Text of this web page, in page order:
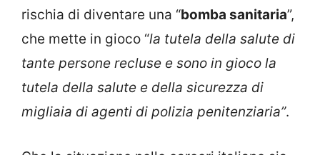
rischia di diventare una “bomba sanitaria”,
che mette in gioco “la tutela della salute di
tante persone recluse e sono in gioco la
tutela della salute e della sicurezza di
migliaia di agenti di polizia penitenziaria”.